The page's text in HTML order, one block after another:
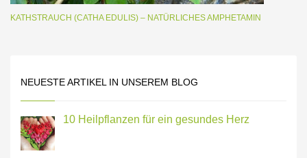
KATHSTRAUCH (CATHA EDULIS) – NATÜRLICHES AMPHETAMIN
NEUESTE ARTIKEL IN UNSEREM BLOG
10 Heilpflanzen für ein gesundes Herz